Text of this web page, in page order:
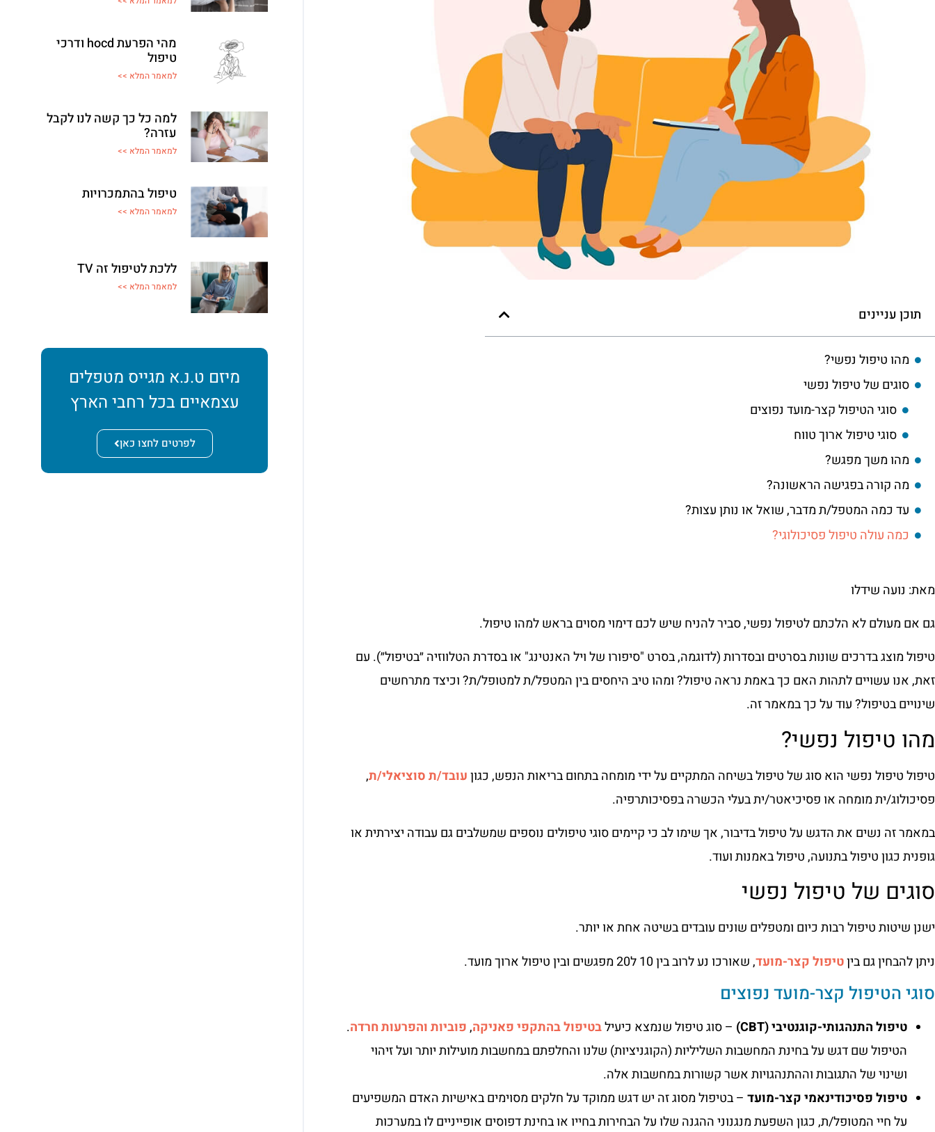
תוכן עניינים
מהו טיפול נפשי?
סוגים של טיפול נפשי
סוגי הטיפול קצר-מועד נפוצים
סוגי טיפול ארוך טווח
מהו משך מפגש?
מה קורה בפגישה הראשונה?
עד כמה המטפל/ת מדבר, שואל או נותן עצות?
כמה עולה טיפול פסיכולוגי?
מאת: נועה שידלו
גם אם מעולם לא הלכתם לטיפול נפשי, סביר להניח שיש לכם דימוי מסוים בראש למהו טיפול.
טיפול מוצג בדרכים שונות בסרטים ובסדרות (לדוגמה, בסרט "סיפורו של ויל האנטינג" או בסדרת הטלווזיה ״בטיפול״). עם
זאת, אנו עשויים לתהות האם כך באמת נראה טיפול? ומהו טיב היחסים בין המטפל/ת למטופל/ת? וכיצד מתרחשים
שינויים בטיפול? עוד על כך במאמר זה.
מהו טיפול נפשי?
טיפול טיפול נפשי הוא סוג של טיפול בשיחה המתקיים על ידי מומחה בתחום בריאות הנפש, כגוןעובד/ת סוציאלי/ת,
פסיכולוג/ית מומחה או פסיכיאטר/ית בעלי הכשרה בפסיכותרפיה.
במאמר זה נשים את הדגש על טיפול בדיבור, אך שימו לב כי קיימים סוגי טיפולים נוספים שמשלבים גם עבודה יצירתית או
גופנית כגון טיפול בתנועה, טיפול באמנות ועוד.
סוגים של טיפול נפשי
ישנן שיטות טיפול רבות כיום ומטפלים שונים עובדים בשיטה אחת או יותר.
ניתן להבחין גם ביןטיפול קצר-מועד, שאורכו נע לרוב בין 10 ל20 מפגשים ובין טיפול ארוך מועד.
סוגי הטיפול קצר-מועד נפוצים
טיפול התנהגותי-קוגנטיבי (CBT) – סוג טיפול שנמצא כיעילבטיפול בהתקפי פאניקה,פוביותוהפרעות חרדה.
הטיפול שם דגש על בחינת המחשבות השליליות (הקוגניציות) שלנו והחלפתם במחשבות מועילות יותר ועל זיהוי
ושינוי של התגובות וההתנהגויות אשר קשורות במחשבות אלה.
טיפול פסיכודינאמי קצר-מועד – בטיפול מסוג זה יש דגש ממוקד על חלקים מסוימים באישיות האדם המשפיעים
על חיי המטופל/ת, כגון השפעת מנגנוני ההגנה שלו על הבחירות בחייו או בחינת דפוסים אופייניים לו במערכות
מהי הפרעת hocd ודרכי
טיפול
למאמר המלא >>
למה כל כך קשה לנו לקבל
עזרה?
למאמר המלא >>
טיפול בהתמכרויות
למאמר המלא >>
ללכת לטיפול זה TV
למאמר המלא >>
מיזם ט.נ.א מגייס מטפלים
עצמאיים בכל רחבי הארץ
לפרטים לחצו כאן